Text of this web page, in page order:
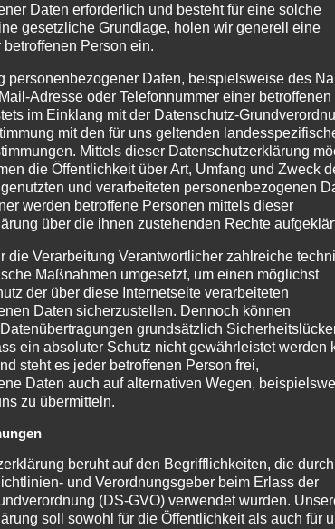
Push-Benachrichtigungen
Push-Benachrichtigungen: eine Chance
die Tourismus-Branche Immer mehr
Betreiber entschließen sich dazu, zu
und Marketingzwecken Web-Push-
Ihnen schon die kleinen
[...]
Trends in der
Daten erforderlich und besteht für eine solche
gesetzliche Grundlage, holen wir generell eine
Person ein.
personenbezogener Daten, beispielsweise des
Adresse oder Telefonnummer einer betroffenen
im Einklang mit der Datenschutz-
mit den für uns geltenden
Mittels dieser Datenschutzerklärung
die Öffentlichkeit über Art, Umfang und Zweck
und verarbeiteten personenbezogenen
werden betroffene Personen mittels dieser
über die ihnen zustehenden Rechte
die Verarbeitung Verantwortlicher zahlreiche
Maßnahmen umgesetzt, um einen möglichst
der über diese Internetseite verarbeiteten
Daten sicherzustellen. Dennoch können
grundsätzlich
ein absoluter Schutz nicht gewährleistet werden
steht es jeder betroffenen Person frei,
Daten auch auf alternativen Wegen,
zu übermitteln.
beruht auf den Begrifflichkeiten, die
und Verordnungsgeber beim Erlass der
(DS-GVO) verwendet wurden.
soll sowohl für die Öffentlichkeit als auch für